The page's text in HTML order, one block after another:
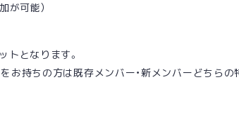
が可能）
トとなります。
持ちの方は既存メンバー・新メンバーどちらの